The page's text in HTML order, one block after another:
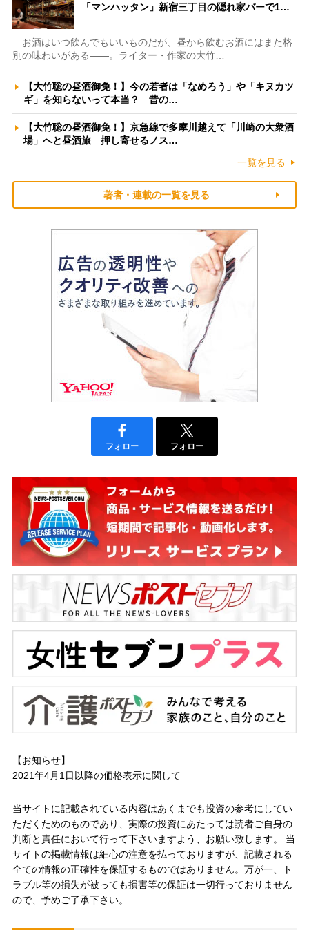
「マンハッタン」新宿三丁目の隠れ家バーで1…
お酒はいつ飲んでもいいものだが、昼から飲むお酒にはまた格
別の味わいがある――。ライター・作家の大竹…
【大竹聡の昼酒御免！】今の若者は「なめろう」や「キヌカツ
ギ」を知らないって本当？ 昔の…
【大竹聡の昼酒御免！】京急線で多摩川越えて「川崎の大衆酒
場」へと昼酒旅 押し寄せるノス…
一覧を見る
著者・連載の一覧を見る
フォロー フォロー
【お知らせ】
2021年4月1日以降の価格表示に関して
当サイトに記載されている内容はあくまでも投資の参考にしてい
ただくためのものであり、実際の投資にあたっては読者ご自身の
判断と責任において行って下さいますよう、お願い致します。 当
サイトの掲載情報は細心の注意を払っておりますが、記載される
全ての情報の正確性を保証するものではありません。万が一、ト
ラブル等の損失が被っても損害等の保証は一切行っておりません
ので、予めご了承下さい。